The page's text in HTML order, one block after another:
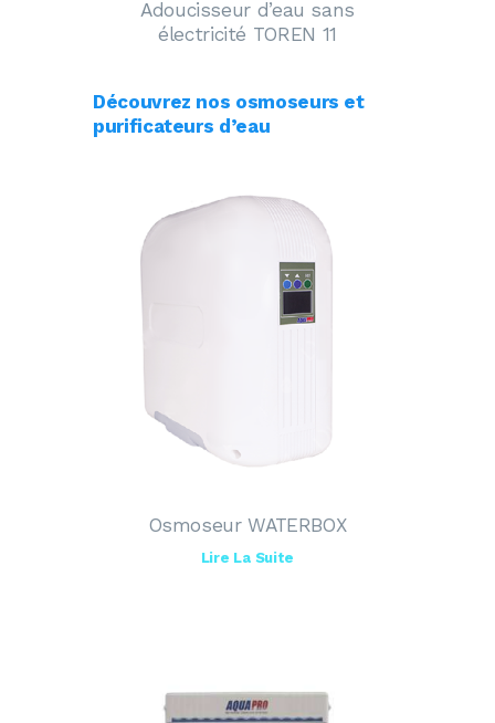
Adoucisseur d’eau sans
électricité TOREN 11
Découvrez nos osmoseurs et
purificateurs d’eau
Osmoseur WATERBOX
Lire La Suite